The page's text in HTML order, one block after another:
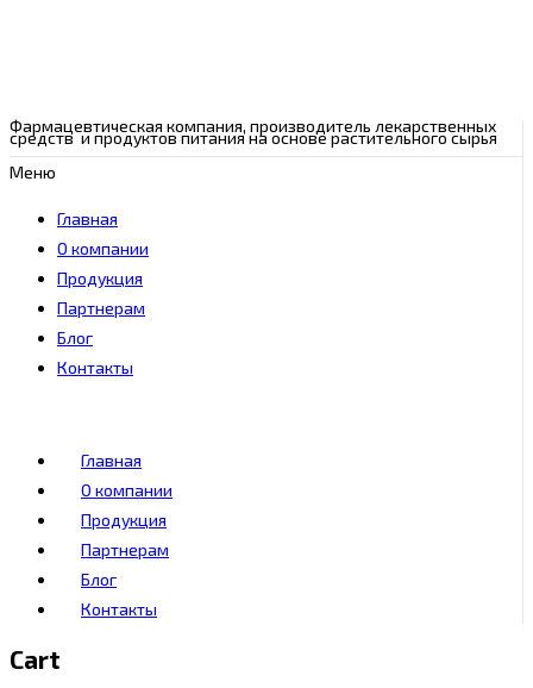
Фармацевтическая компания, производитель лекарственных
средств и продуктов питания на основе растительного сырья
Меню
Главная
О компании
Продукция
Партнерам
Блог
Контакты
Главная
О компании
Продукция
Партнерам
Блог
Контакты
Cart